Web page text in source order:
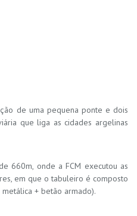
de uma pequena ponte e dois
que liga as cidades argelinas
660m, onde a FCM executou as
em que o tabuleiro é composto
+ betão armado).